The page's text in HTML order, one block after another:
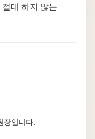
대 하지 않는
장입니다.